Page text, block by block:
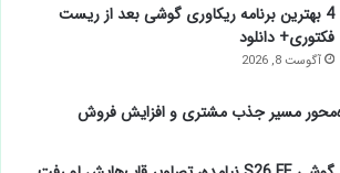
4 بهترین برنامه ریکاوری گوشی بعد از ریست
فکتوری+ دانلود
آگوست 8, 2026
مسیر جذب مشتری و افزایش فروش